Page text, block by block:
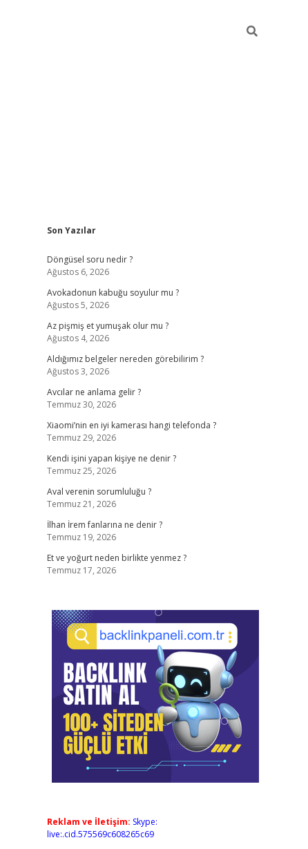
Sidebar
Son Yazılar
Döngüsel soru nedir ?
Ağustos 6, 2026
Avokadonun kabuğu soyulur mu ?
Ağustos 5, 2026
Az pişmiş et yumuşak olur mu ?
Ağustos 4, 2026
Aldığımız belgeler nereden görebilirim ?
Ağustos 3, 2026
Avcılar ne anlama gelir ?
Temmuz 30, 2026
Xiaomi’nin en iyi kamerası hangi telefonda ?
Temmuz 29, 2026
Kendi işini yapan kişiye ne denir ?
Temmuz 25, 2026
Aval verenin sorumluluğu ?
Temmuz 21, 2026
İlhan İrem fanlarına ne denir ?
Temmuz 19, 2026
Et ve yoğurt neden birlikte yenmez ?
Temmuz 17, 2026
Reklam ve İletişim: Skype:
live:.cid.575569c608265c69